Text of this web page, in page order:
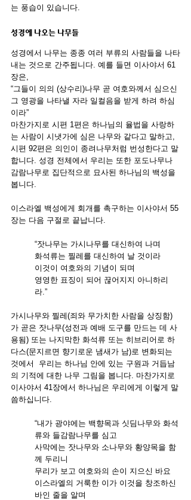
는 풍습이 있습니다.
성경에 나오는 나무들
성경에서 나무는 종종 여러 부류의 사람들을 나타
내는 것으로 간주됩니다. 예를 들면 이사야서 61
장은,
“그들이 의의 (상수리)나무 곧 여호와께서 심으신
그 영광을 나타낼 자라 일컬음을 받게 하려 하심
이라”
마찬가지로 시편 1편은 하나님의 율법을 사랑하
는 사람이 시냇가에 심은 나무와 같다고 말하고,
시편 92편은 의인이 종려나무처럼 번성한다고 말
합니다. 성경 전체에서 우리는 또한 포도나무나
감람나무로 집단적으로 묘사된 하나님의 백성을
봅니다.
이스라엘 백성에게 회개를 촉구하는 이사야서 55
장는 다음 구절로 끝납니다.
“잣나무는 가시나무를 대신하여 나며
화석류는 찔레를 대신하여 날 것이라
이것이 여호와의 기념이 되며
영영한 표징이 되어 끊어지지 아니하리
라.”
가시나무와 찔레(죄와 무가치한 사람을 상징함)
가 곧은 잣나무(성전과 예배 도구를 만드는 데 사
용됨) 또는 나지막한 화석류 또는 히브리어로 하
다스(문지르면 향기로운 냄새가 남)로 변화되는
것에서  우리는 하나님 안에 있는 구원과 거듭남
의 기적에 대한 나무 그림을 봅니다. 마찬가지로
이사야서 41장에서 하나님은 우리에게 이렇게 말
씀하십니다.
“내가 광야에는 백향목과 싯딤나무와 화석
류와 들감람나무를 심고
사막에는 잣나무와 소나무와 황양목을 함
께 두리니
무리가 보고 여호와의 손이 지으신 바요
이스라엘의 거룩한 이가 이것을 창조하신
바인 줄을 알며